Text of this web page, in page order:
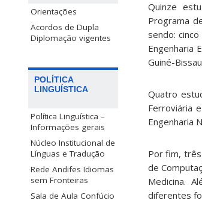
Orientações
Acordos de Dupla
Diplomação vigentes
POLÍTICA
LINGUÍSTICA
Política Linguística –
Informações gerais
Núcleo Institucional de
Línguas e Tradução
Rede Andifes Idiomas
sem Fronteiras
Sala de Aula Confúcio
Quinze
Programa
sendo:
Engenharia
Guiné-
Quatro
Ferroviária
Engenharia
Por fim, três
de
Medicina.
diferentes